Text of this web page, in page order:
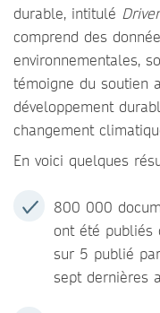
durable, intitulé
comprend des
environnementales,
témoigne du soutien
développement
changement
En voici quelques
800 000
ont été publiés
sur 5 publié
sept dernières